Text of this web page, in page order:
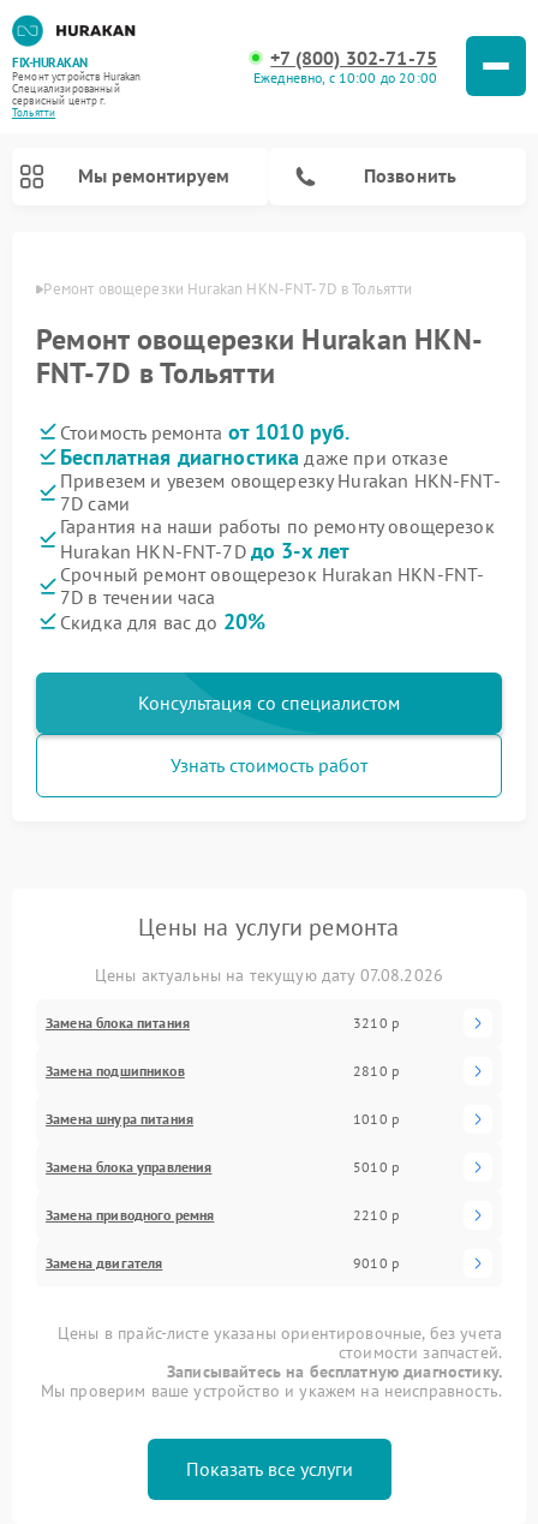
FIX-HURAKAN
Ремонт устройств Hurakan
Специализированный
cервисный центр г.
Тольятти
+7 (800) 302-71-75
Ежедневно, с 10:00 до 20:00
Мы ремонтируем Позвонить
Ремонт овощерезки Hurakan HKN-FNT-7D в Тольятти
Ремонт овощерезки Hurakan HKN-
FNT-7D в Тольятти
Стоимость ремонта от 1010 руб.
Бесплатная диагностика даже при отказе
Привезем и увезем овощерезку Hurakan HKN-FNT-
7D сами
Гарантия на наши работы по ремонту овощерезок
Hurakan HKN-FNT-7D до 3-х лет
Срочный ремонт овощерезок Hurakan HKN-FNT-
7D в течении часа
Скидка для вас до 20%
Консультация со специалистом
Узнать стоимость работ
Цены на услуги ремонта
Цены актуальны на текущую дату 07.08.2026
Замена блока питания 3210 р
Замена подшипников 2810 р
Замена шнура питания 1010 р
Замена блока управления 5010 р
Замена приводного ремня 2210 р
Замена двигателя 9010 р
Цены в прайс-листе указаны ориентировочные, без учета
стоимости запчастей.
Записывайтесь на бесплатную диагностику.
Мы проверим ваше устройство и укажем на неисправность.
Показать все услуги